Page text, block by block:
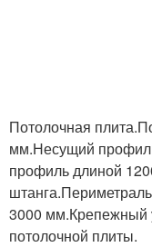
Потолочная
мм.Несущий
профиль длиной
3000 мм.Крепежный
потолочной плиты.